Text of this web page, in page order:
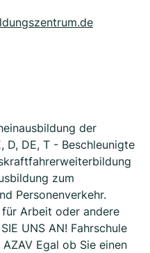
der
D, DE, T - Beschleunigte
zum
Personenverkehr.
Arbeit oder andere
UNS AN! Fahrschule
Egal ob Sie einen